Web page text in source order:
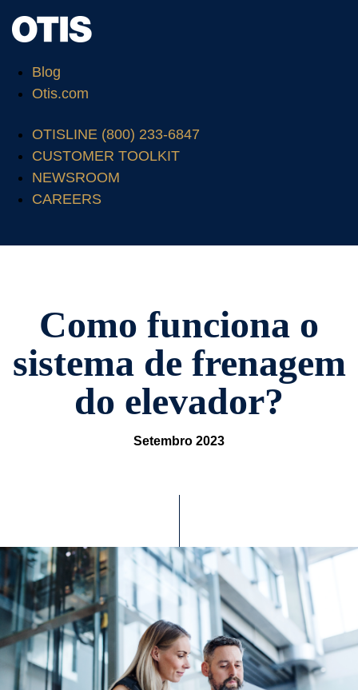
Blog
Otis.com
OTISLINE (800) 233-6847
CUSTOMER TOOLKIT
NEWSROOM
CAREERS
Como funciona o
sistema de frenagem
do elevador?
Setembro 2023